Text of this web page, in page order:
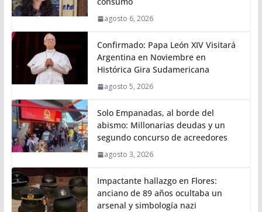
agosto 6, 2026
Confirmado: Papa León XIV Visitará
Argentina en Noviembre en
Histórica Gira Sudamericana
agosto 5, 2026
Solo Empanadas, al borde del
abismo: Millonarias deudas y un
segundo concurso de acreedores
agosto 3, 2026
Impactante hallazgo en Flores:
anciano de 89 años ocultaba un
arsenal y simbología nazi